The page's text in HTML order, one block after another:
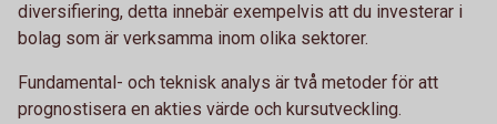
diversifiering, detta innebär exempelvis att du investerar i
bolag som är verksamma inom olika sektorer.
Fundamental- och teknisk analys är två metoder för att
prognostisera en akties värde och kursutveckling.